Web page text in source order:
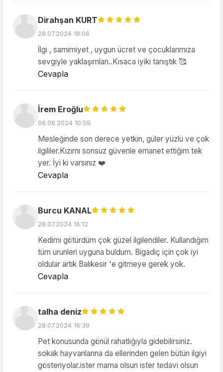
Dirahşan KURT
28.07.2024 18:06
İlgi , samimiyet , uygun ücret ve çocuklarımıza
sevgiyle yaklaşımları..Kısaca iyiki tanıştık 🥰
Cevapla
İrem Eroğlu
06.08.2024 10:59
Mesleğinde son derece yetkin, güler yüzlü ve çok
ilgililer.Kızımı sonsuz güvenle emanet ettiğim tek
yer. İyi ki varsınız ❤️
Cevapla
Burcu KANAL
28.07.2024 16:12
Kedimi götürdüm çok güzel ilgilendiler. Kullandığım
tüm urunleri uyguna buldum. Bigadiç için çok iyi
oldular artık Balıkesir 'e gitmeye gerek yok.
Cevapla
talha deniz
28.07.2024 16:39
Pet konusunda gönül rahatlığıyla gidebilirsiniz.
sokak hayvanlarına da ellerinden gelen bütün ilgiyi
gösteriyolar.ister mama olsun ister tedavi olsun